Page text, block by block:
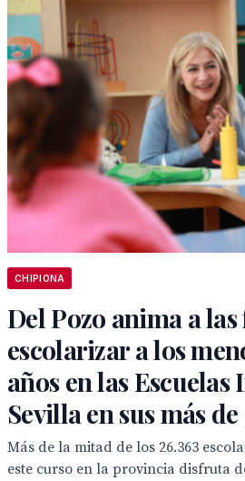
CHIPIONA
Del Pozo anima a
escolarizar a los
años en las Escuelas
Sevilla en sus más
Más de la mitad de los 26.363
este curso en la provincia disfruta